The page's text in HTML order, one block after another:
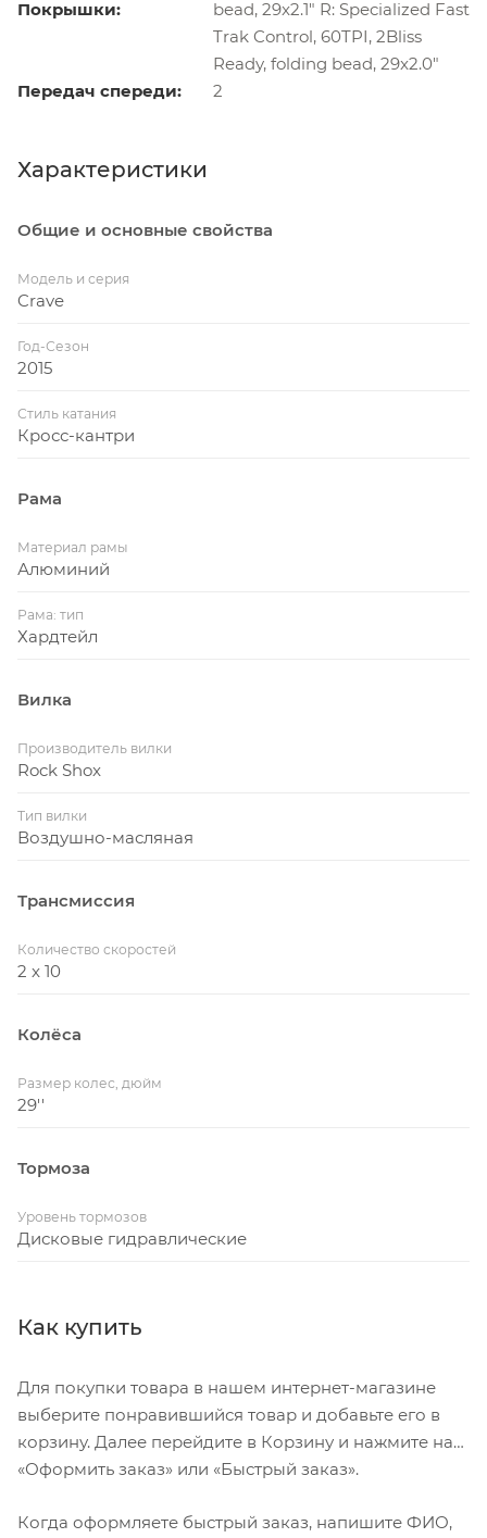
Покрышки:
bead, 29x2.1" R: Specialized Fast
Trak Control, 60TPI, 2Bliss
Ready, folding bead, 29x2.0"
Передач спереди:
2
Характеристики
Общие и основные свойства
Модель и серия
Crave
Год-Сезон
2015
Стиль катания
Кросс-кантри
Рама
Материал рамы
Алюминий
Рама: тип
Хардтейл
Вилка
Производитель вилки
Rock Shox
Тип вилки
Воздушно-масляная
Трансмиссия
Количество скоростей
2 x 10
Колёса
Размер колес, дюйм
29''
Тормоза
Уровень тормозов
Дисковые гидравлические
Как купить
Для покупки товара в нашем интернет-магазине
выберите понравившийся товар и добавьте его в
корзину. Далее перейдите в Корзину и нажмите на
«Оформить заказ» или «Быстрый заказ».
Когда оформляете быстрый заказ, напишите ФИО,